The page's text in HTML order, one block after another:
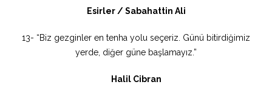
Esirler / Sabahattin Ali
13- “Biz gezginler en tenha yolu seçeriz. Günü bitirdiğimiz
yerde, diğer güne başlamayız.”
Halil Cibran